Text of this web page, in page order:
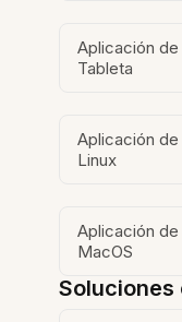
Aplicación
Tableta
Aplicación
Linux
Aplicación
MacOS